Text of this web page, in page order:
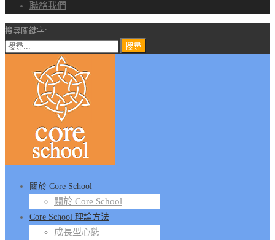
聯絡我們
搜尋關鍵字:
關於 Core School
關於 Core School
Core School 理論方法
成長型心態